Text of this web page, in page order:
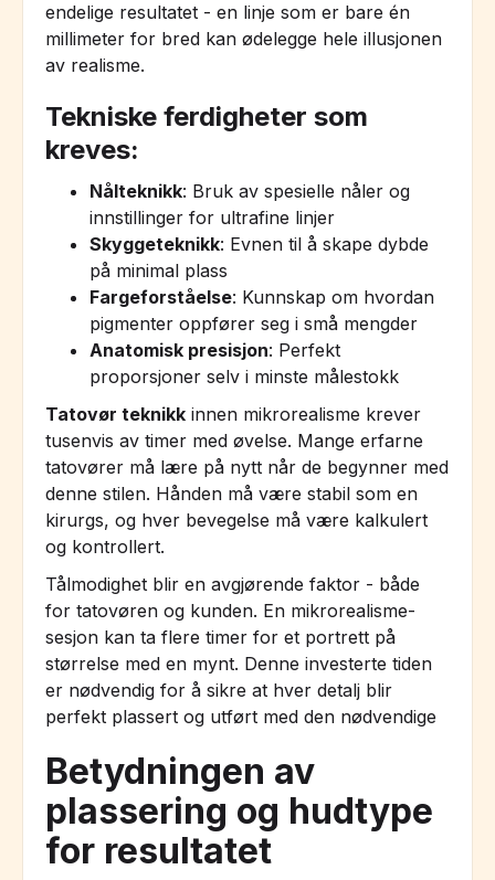
endelige resultatet - en linje som er bare én
millimeter for bred kan ødelegge hele illusjonen
av realisme.
Tekniske ferdigheter som
kreves:
Nålteknikk: Bruk av spesielle nåler og
innstillinger for ultrafine linjer
Skyggeteknikk: Evnen til å skape dybde
på minimal plass
Fargeforståelse: Kunnskap om hvordan
pigmenter oppfører seg i små mengder
Anatomisk presisjon: Perfekt
proporsjoner selv i minste målestokk
Tatovør teknikk innen mikrorealisme krever
tusenvis av timer med øvelse. Mange erfarne
tatovører må lære på nytt når de begynner med
denne stilen. Hånden må være stabil som en
kirurgs, og hver bevegelse må være kalkulert
og kontrollert.
Tålmodighet blir en avgjørende faktor - både
for tatovøren og kunden. En mikrorealisme-
sesjon kan ta flere timer for et portrett på
størrelse med en mynt. Denne investerte tiden
er nødvendig for å sikre at hver detalj blir
perfekt plassert og utført med den nødvendige
Betydningen av
plassering og hudtype
for resultatet